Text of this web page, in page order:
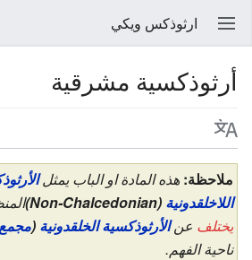
ارثوذكس ويكي
أرثوذكسية مشرقية
ملاحظة: هذه المادة او الباب يمثل
اللاخلقدونية (Non-Chalcedonian)
يختلف عنالأرثوذكسية الخلقدونية (
ناحية الفهم.